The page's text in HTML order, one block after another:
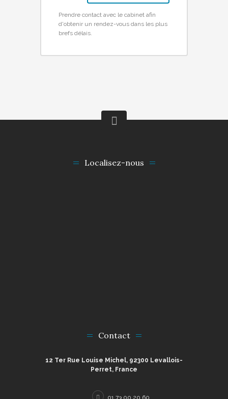
Prendre contact avec le cabinet afin
d'obtenir un rendez-vous dans les plus
brefs délais.
Localisez-nous
Contact
12 Ter Rue Louise Michel, 92300 Levallois-
Perret, France
01 73 00 20 60